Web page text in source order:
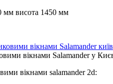
мм висота 1450 мм
вікнами Salamander у
вікнами salamander 2d: